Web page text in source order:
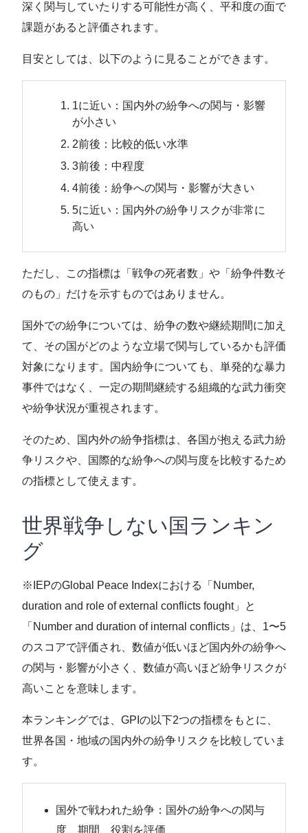
深く関与していたりする可能性が高く、平和度の面で
課題があると評価されます。
目安としては、以下のように見ることができます。
1に近い：国内外の紛争への関与・影響
が小さい
2前後：比較的低い水準
3前後：中程度
4前後：紛争への関与・影響が大きい
5に近い：国内外の紛争リスクが非常に
高い
ただし、この指標は「戦争の死者数」や「紛争件数そ
のもの」だけを示すものではありません。
国外での紛争については、紛争の数や継続期間に加え
て、その国がどのような立場で関与しているかも評価
対象になります。国内紛争についても、単発的な暴力
事件ではなく、一定の期間継続する組織的な武力衝突
や紛争状況が重視されます。
そのため、国内外の紛争指標は、各国が抱える武力紛
争リスクや、国際的な紛争への関与度を比較するため
の指標として使えます。
世界戦争しない国ランキン
グ
※IEPのGlobal Peace Indexにおける「Number,
duration and role of external conflicts fought」と
「Number and duration of internal conflicts」は、1〜5
のスコアで評価され、数値が低いほど国内外の紛争へ
の関与・影響が小さく、数値が高いほど紛争リスクが
高いことを意味します。
本ランキングでは、GPIの以下2つの指標をもとに、
世界各国・地域の国内外の紛争リスクを比較していま
す。
国外で戦われた紛争：国外の紛争への関与
度、期間、役割を評価